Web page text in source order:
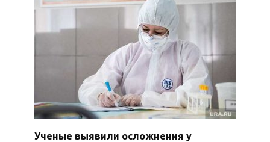
Ученые выявили осложнения у